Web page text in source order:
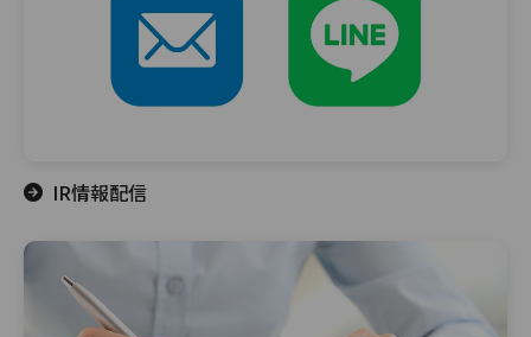
IR情報配信